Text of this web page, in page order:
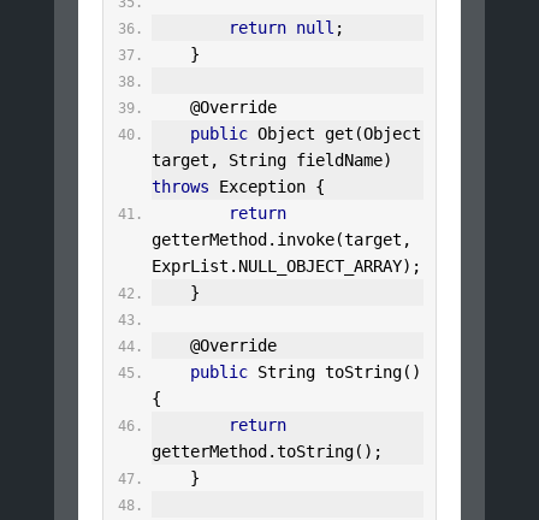
return null ;
}
@Override
public Object get (Object
target , String fieldName)
throws
Exception {
return
getterMethod . invoke(target ,
ExprList . NULL_OBJECT_ARRAY);
}
@Override
public String toString()
{
return
getterMethod .toString();
}